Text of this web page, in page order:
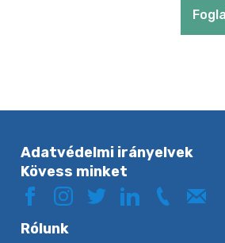
Adatvédelmi irányelvek
Kövess minket
Rólunk